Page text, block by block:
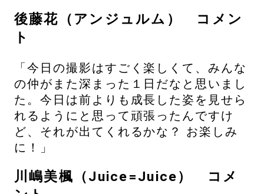
後藤花（アンジュルム） コメン
ト
「今日の撮影はすごく楽しくて、みんな
の仲がまた深まった１日だなと思いまし
た。今日は前よりも成長した姿を見せら
れるようにと思って頑張ったんですけ
ど、それが出てくれるかな？ お楽しみ
に！」
川嶋美楓（Juice=Juice） コメ